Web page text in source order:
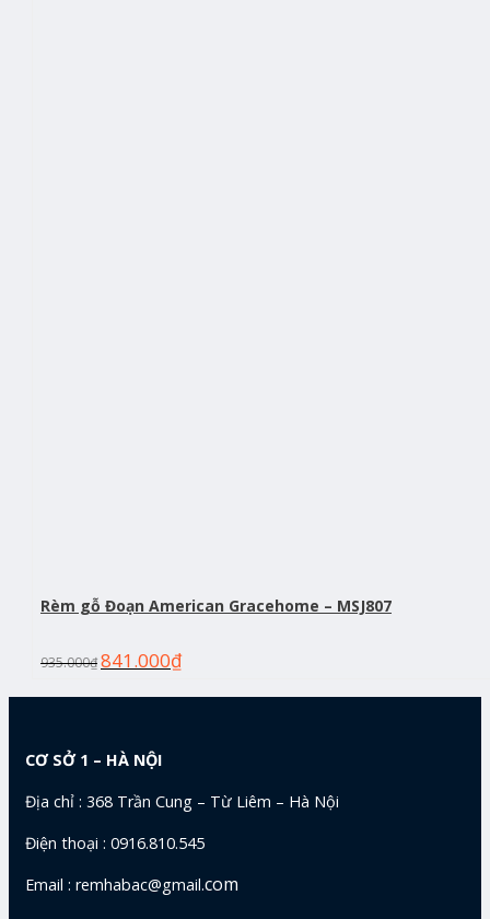
Rèm gỗ Đoạn American Gracehome – MSJ807
935.000₫841.000₫
CƠ SỞ 1 – HÀ NỘI
Địa chỉ : 368 Trần Cung – Từ Liêm – Hà Nội
Điện thoại : 0916.810.545
Email : remhabac@gmail.com